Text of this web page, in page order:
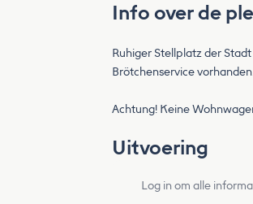
Info over de
Ruhiger Stellplatz der
Brötchenservice
Achtung! Keine
Uitvoering
Log in om alle